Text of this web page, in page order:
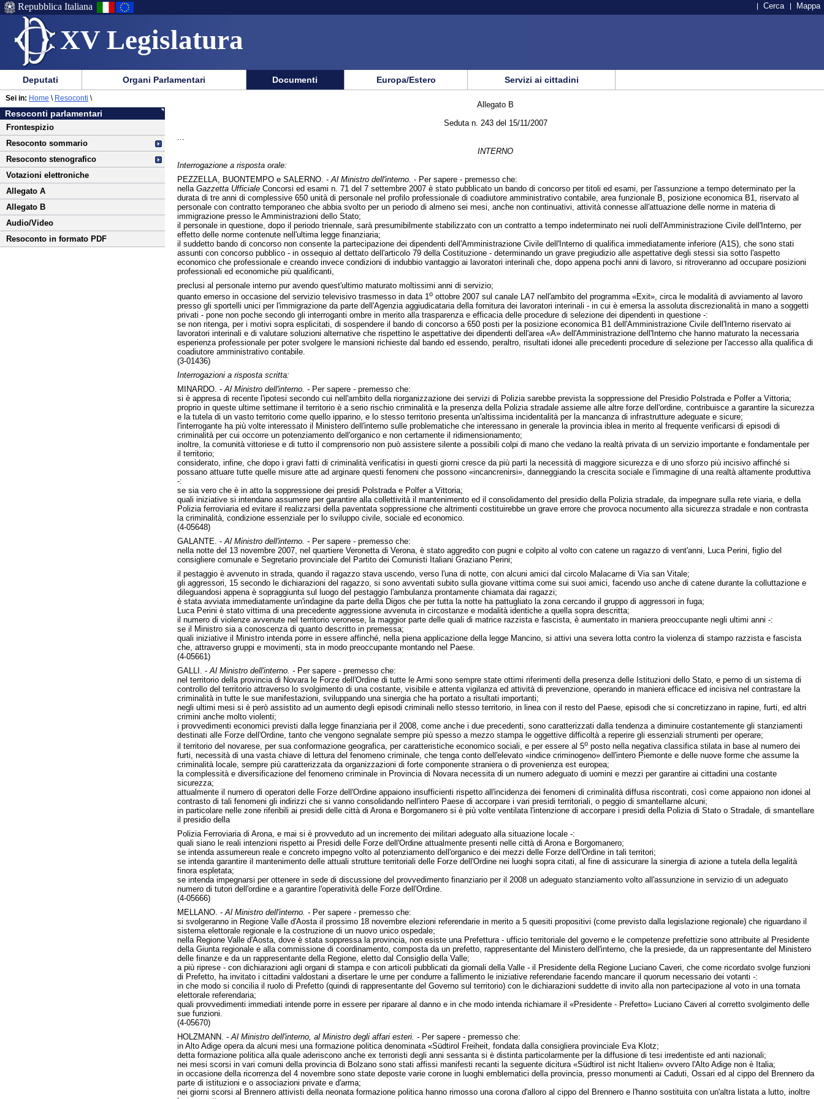
XV Legislatura
Menu
di
ausilio
alla
navigazione
Menu
di
navigazione
principale
Repubblica Italiana Cerca Mappa
Menu
di
navigazione
principale
menu
di
sezione
Deputati Organi Parlamentari Documenti Europa/Estero Servizi ai cittadini
Vai
al
contenuto
Resoconti parlamentari
Frontespizio
Resoconto sommario
Resoconto stenografico
Votazioni elettroniche
Allegato A
Allegato B
Audio/Video
Resoconto in formato PDF
Sei in: Home \ Resoconti \
Allegato B
Seduta n. 243 del 15/11/2007
INTERNO
Interrogazione a risposta orale:
PEZZELLA, BUONTEMPO e SALERNO. - Al Ministro dell'interno. - Per sapere - premesso che:
nella Gazzetta UfficialeConcorsi ed esami n. 71 del 7 settembre 2007 è stato pubblicato un bando di concorso per titoli ed esami, per l'assunzione a tempo determinato per la
durata di tre anni di complessive 650 unità di personale nel profilo professionale di coadiutore amministrativo contabile, area funzionale B, posizione economica B1, riservato al
personale con contratto temporaneo che abbia svolto per un periodo di almeno sei mesi, anche non continuativi, attività connesse all'attuazione delle norme in materia di
immigrazione presso le Amministrazioni dello Stato;
il personale in questione, dopo il periodo triennale, sarà presumibilmente stabilizzato con un contratto a tempo indeterminato nei ruoli dell'Amministrazione Civile dell'Interno, per
effetto delle norme contenute nell'ultima legge finanziaria;
il suddetto bando di concorso non consente la partecipazione dei dipendenti dell'Amministrazione Civile dell'Interno di qualifica immediatamente inferiore (A1S), che sono stati
assunti con concorso pubblico - in ossequio al dettato dell'articolo 79 della Costituzione - determinando un grave pregiudizio alle aspettative degli stessi sia sotto l'aspetto
economico che professionale e creando invece condizioni di indubbio vantaggio ai lavoratori interinali che, dopo appena pochi anni di lavoro, si ritroveranno ad occupare posizioni
professionali ed economiche più qualificanti,
preclusi al personale interno pur avendo quest'ultimo maturato moltissimi anni di servizio;
quanto emerso in occasione del servizio televisivo trasmesso in data 1 oottobre 2007 sul canale LA7 nell'ambito del programma «Exit», circa le modalità di avviamento al lavoro
presso gli sportelli unici per l'immigrazione da parte dell'Agenzia aggiudicataria della fornitura dei lavoratori interinali - in cui è emersa la assoluta discrezionalità in mano a soggetti
privati - pone non poche secondo gli interroganti ombre in merito alla trasparenza e efficacia delle procedure di selezione dei dipendenti in questione -:
se non ritenga, per i motivi sopra esplicitati, di sospendere il bando di concorso a 650 posti per la posizione economica B1 dell'Amministrazione Civile dell'Interno riservato ai
lavoratori interinali e di valutare soluzioni alternative che rispettino le aspettative dei dipendenti dell'area «A» dell'Amministrazione dell'Interno che hanno maturato la necessaria
esperienza professionale per poter svolgere le mansioni richieste dal bando ed essendo, peraltro, risultati idonei alle precedenti procedure di selezione per l'accesso alla qualifica di
coadiutore amministrativo contabile.
(3-01436)
Interrogazioni a risposta scritta:
MINARDO. - Al Ministro dell'interno. -Per sapere - premesso che:
si è appresa di recente l'ipotesi secondo cui nell'ambito della riorganizzazione dei servizi di Polizia sarebbe prevista la soppressione del Presidio Polstrada e Polfer a Vittoria;
proprio in queste ultime settimane il territorio è a serio rischio criminalità e la presenza della Polizia stradale assieme alle altre forze dell'ordine, contribuisce a garantire la sicurezza
e la tutela di un vasto territorio come quello ipparino, e lo stesso territorio presenta un'altissima incidentalità per la mancanza di infrastrutture adeguate e sicure;
l'interrogante ha più volte interessato il Ministero dell'interno sulle problematiche che interessano in generale la provincia iblea in merito al frequente verificarsi di episodi di
criminalità per cui occorre un potenziamento dell'organico e non certamente il ridimensionamento;
inoltre, la comunità vittoriese e di tutto il comprensorio non può assistere silente a possibili colpi di mano che vedano la realtà privata di un servizio importante e fondamentale per
il territorio;
considerato, infine, che dopo i gravi fatti di criminalità verificatisi in questi giorni cresce da più parti la necessità di maggiore sicurezza e di uno sforzo più incisivo affinché si
possano attuare tutte quelle misure atte ad arginare questi fenomeni che possono «incancrenirsi», danneggiando la crescita sociale e l'immagine di una realtà altamente produttiva
-:
se sia vero che è in atto la soppressione dei presidi Polstrada e Polfer a Vittoria;
quali iniziative si intendano assumere per garantire alla collettività il mantenimento ed il consolidamento del presidio della Polizia stradale, da impegnare sulla rete viaria, e della
Polizia ferroviaria ed evitare il realizzarsi della paventata soppressione che altrimenti costituirebbe un grave errore che provoca nocumento alla sicurezza stradale e non contrasta
la criminalità, condizione essenziale per lo sviluppo civile, sociale ed economico.
(4-05648)
GALANTE. - Al Ministro dell'interno. -Per sapere - premesso che:
nella notte del 13 novembre 2007, nel quartiere Veronetta di Verona, è stato aggredito con pugni e colpito al volto con catene un ragazzo di vent'anni, Luca Perini, figlio del
consigliere comunale e Segretario provinciale del Partito dei Comunisti Italiani Graziano Perini;
il pestaggio è avvenuto in strada, quando il ragazzo stava uscendo, verso l'una di notte, con alcuni amici dal circolo Malacarne di Via san Vitale;
gli aggressori, 15 secondo le dichiarazioni del ragazzo, si sono avventati subito sulla giovane vittima come sui suoi amici, facendo uso anche di catene durante la colluttazione e
dileguandosi appena è sopraggiunta sul luogo del pestaggio l'ambulanza prontamente chiamata dai ragazzi;
è stata avviata immediatamente un'indagine da parte della Digos che per tutta la notte ha pattugliato la zona cercando il gruppo di aggressori in fuga;
Luca Perini è stato vittima di una precedente aggressione avvenuta in circostanze e modalità identiche a quella sopra descritta;
il numero di violenze avvenute nel territorio veronese, la maggior parte delle quali di matrice razzista e fascista, è aumentato in maniera preoccupante negli ultimi anni -:
se il Ministro sia a conoscenza di quanto descritto in premessa;
quali iniziative il Ministro intenda porre in essere affinché, nella piena applicazione della legge Mancino, si attivi una severa lotta contro la violenza di stampo razzista e fascista
che, attraverso gruppi e movimenti, sta in modo preoccupante montando nel Paese.
(4-05661)
GALLI. - Al Ministro dell'interno. -Per sapere - premesso che:
nel territorio della provincia di Novara le Forze dell'Ordine di tutte le Armi sono sempre state ottimi riferimenti della presenza delle Istituzioni dello Stato, e perno di un sistema di
controllo del territorio attraverso lo svolgimento di una costante, visibile e attenta vigilanza ed attività di prevenzione, operando in maniera efficace ed incisiva nel contrastare la
criminalità in tutte le sue manifestazioni, sviluppando una sinergia che ha portato a risultati importanti;
negli ultimi mesi si è però assistito ad un aumento degli episodi criminali nello stesso territorio, in linea con il resto del Paese, episodi che si concretizzano in rapine, furti, ed altri
crimini anche molto violenti;
i provvedimenti economici previsti dalla legge finanziaria per il 2008, come anche i due precedenti, sono caratterizzati dalla tendenza a diminuire costantemente gli stanziamenti
destinati alle Forze dell'Ordine, tanto che vengono segnalate sempre più spesso a mezzo stampa le oggettive difficoltà a reperire gli essenziali strumenti per operare;
il territorio del novarese, per sua conformazione geografica, per caratteristiche economico sociali, e per essere al 5oposto nella negativa classifica stilata in base al numero dei
furti, necessità di una vasta chiave di lettura del fenomeno criminale, che tenga conto dell'elevato «indice criminogeno» dell'intero Piemonte e delle nuove forme che assume la
criminalità locale, sempre più caratterizzata da organizzazioni di forte componente straniera o di provenienza est europea;
la complessità e diversificazione del fenomeno criminale in Provincia di Novara necessita di un numero adeguato di uomini e mezzi per garantire ai cittadini una costante
sicurezza;
attualmente il numero di operatori delle Forze dell'Ordine appaiono insufficienti rispetto all'incidenza dei fenomeni di criminalità diffusa riscontrati, così come appaiono non idonei al
contrasto di tali fenomeni gli indirizzi che si vanno consolidando nell'intero Paese di accorpare i vari presidi territoriali, o peggio di smantellarne alcuni;
in particolare nelle zone riferibili ai presidi delle città di Arona e Borgomanero si è più volte ventilata l'intenzione di accorpare i presidi della Polizia di Stato o Stradale, di smantellare
il presidio della
Polizia Ferroviaria di Arona, e mai si è provveduto ad un incremento dei militari adeguato alla situazione locale -:
quali siano le reali intenzioni rispetto ai Presidi delle Forze dell'Ordine attualmente presenti nelle città di Arona e Borgomanero;
se intenda assumereun reale e concreto impegno volto al potenziamento dell'organico e dei mezzi delle Forze dell'Ordine in tali territori;
se intenda garantire il mantenimento delle attuali strutture territoriali delle Forze dell'Ordine nei luoghi sopra citati, al fine di assicurare la sinergia di azione a tutela della legalità
finora espletata;
se intenda impegnarsi per ottenere in sede di discussione del provvedimento finanziario per il 2008 un adeguato stanziamento volto all'assunzione in servizio di un adeguato
numero di tutori dell'ordine e a garantire l'operatività delle Forze dell'Ordine.
(4-05666)
MELLANO. -Al Ministro dell'interno. -Per sapere - premesso che:
si svolgeranno in Regione Valle d'Aosta il prossimo 18 novembre elezioni referendarie in merito a 5 quesiti propositivi (come previsto dalla legislazione regionale) che riguardano il
sistema elettorale regionale e la costruzione di un nuovo unico ospedale;
nella Regione Valle d'Aosta, dove è stata soppressa la provincia, non esiste una Prefettura - ufficio territoriale del governo e le competenze prefettizie sono attribuite al Presidente
della Giunta regionale e alla commissione di coordinamento, composta da un prefetto, rappresentante del Ministero dell'interno, che la presiede, da un rappresentante del Ministero
delle finanze e da un rappresentante della Regione, eletto dal Consiglio della Valle;
a più riprese - con dichiarazioni agli organi di stampa e con articoli pubblicati da giornali della Valle - il Presidente della Regione Luciano Caveri, che come ricordato svolge funzioni
di Prefetto, ha invitato i cittadini valdostani a disertare le urne per condurre a fallimento le iniziative referendarie facendo mancare il quorum necessario dei votanti -:
in che modo si concilia il ruolo di Prefetto (quindi di rappresentante del Governo sul territorio) con le dichiarazioni suddette di invito alla non partecipazione al voto in una tornata
elettorale referendaria;
quali provvedimenti immediati intende porre in essere per riparare al danno e in che modo intenda richiamare il «Presidente - Prefetto» Luciano Caveri al corretto svolgimento delle
sue funzioni.
(4-05670)
HOLZMANN. -Al Ministro dell'interno, al Ministro degli affari esteri. -Per sapere - premesso che:
in Alto Adige opera da alcuni mesi una formazione politica denominata «Südtirol Freiheit, fondata dalla consigliera provinciale Eva Klotz;
detta formazione politica alla quale aderiscono anche ex terroristi degli anni sessanta si è distinta particolarmente per la diffusione di tesi irredentiste ed anti nazionali;
nei mesi scorsi in vari comuni della provincia di Bolzano sono stati affissi manifesti recanti la seguente dicitura «Südtirol ist nicht Italien» ovvero l'Alto Adige non è Italia;
in occasione della ricorrenza del 4 novembre sono state deposte varie corone in luoghi emblematici della provincia, presso monumenti ai Caduti, Ossari ed al cippo del Brennero da
parte di istituzioni e o associazioni private e d'arma;
nei giorni scorsi al Brennero attivisti della neonata formazione politica hanno rimosso una corona d'alloro al cippo del Brennero e l'hanno sostituita con un'altra listata a lutto, inoltre